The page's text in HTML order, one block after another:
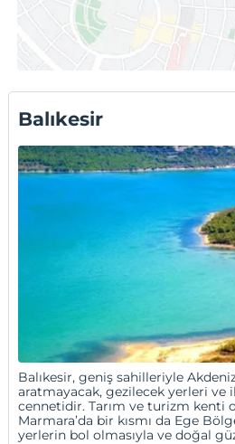
Kidoni Macaron Guesthouse
Akın Suit
Ali Barış Pansiyon Cunda
Cunda Engin Reis
Otellerin tamamı için:Balikesir
Balıkesir
Balıkesir, geniş sahilleriyle
aratmayacak, gezilecek yerleri
cennetidir. Tarım ve turizm kenti
Marmara’da bir kısmı da Ege
yerlerin bol olmasıyla ve doğal